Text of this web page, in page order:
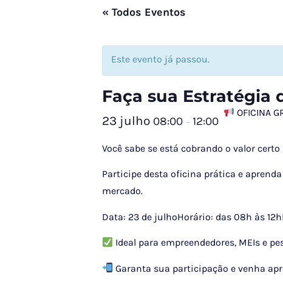
« Todos Eventos
Este evento já passou.
Faça sua Estratégia
23 julho 08:00 – 12:00
OFICINA
Você sabe se está cobrando o valor
Participe desta oficina prática e
mercado.
Data: 23 de julhoHorário: das 08h às 12h
Ideal para empreendedores, MEIs e
Garanta sua participação e venha